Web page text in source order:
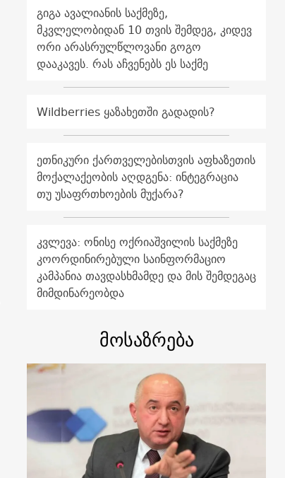
გიგა ავალიანის საქმეზე,
მკვლელობიდან 10 თვის შემდეგ, კიდევ
ორი არასრულწლოვანი გოგო
დააკავეს. რას აჩვენებს ეს საქმე
Wildberries ყაზახეთში გადადის?
ეთნიკური ქართველებისთვის აფხაზეთის
მოქალაქეობის აღდგენა: ინტეგრაცია
თუ უსაფრთხოების მუქარა?
კვლევა: ონისე ოქრიაშვილის საქმეზე
კოორდინირებული საინფორმაციო
კამპანია თავდასხმამდე და მის შემდეგაც
მიმდინარეობდა
მოსაზრება